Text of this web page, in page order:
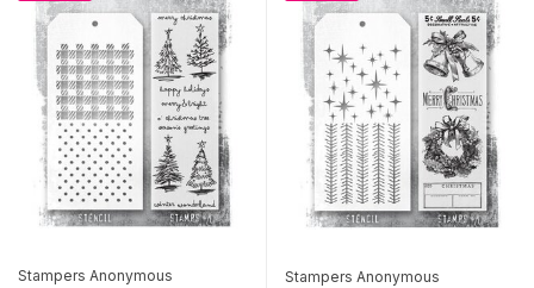
Stampers Anonymous Stampers Anonymous